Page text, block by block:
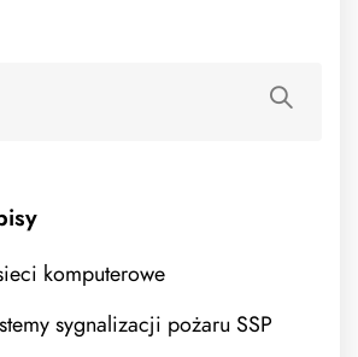
komputerowe
sygnalizacji pożaru SSP